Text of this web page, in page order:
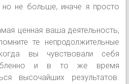
не больше, иначе я просто
ценная ваша деятельность,
те непродолжительные
вы чувствовали себя
и в то же время
высочайших результатов.